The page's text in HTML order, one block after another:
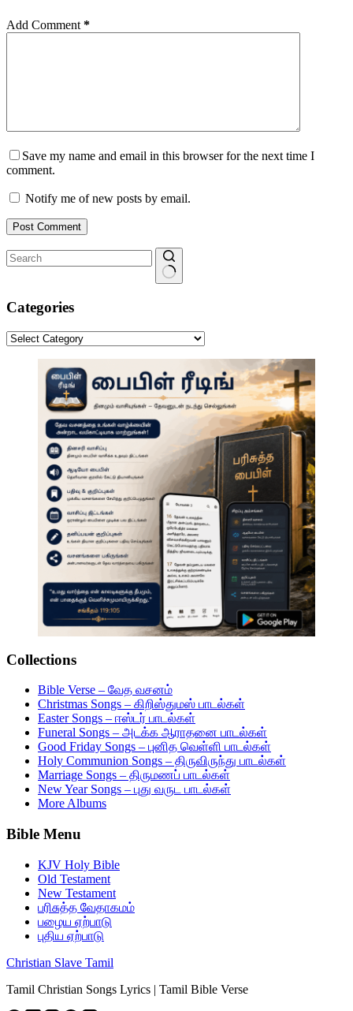
Add Comment*
Save my name and email in this browser for the next time I
comment.
Notify me of new posts by email.
Post Comment
results
Categories
Categories
Collections
Bible Verse – வேத வசனம்
Christmas Songs – கிறிஸ்துமஸ் பாடல்கள்
Easter Songs – ஈஸ்டர் பாடல்கள்
Funeral Songs – அடக்க ஆராதனை பாடல்கள்
Good Friday Songs – புனித வெள்ளி பாடல்கள்
Holy Communion Songs – திருவிருந்து பாடல்கள்
Marriage Songs – திருமணப் பாடல்கள்
New Year Songs – புது வருட பாடல்கள்
More Albums
Bible Menu
KJV Holy Bible
Old Testament
New Testament
பரிசுத்த வேதாகமம்
பழைய ஏற்பாடு
புதிய ஏற்பாடு
Christian Slave Tamil
Tamil Christian Songs Lyrics | Tamil Bible Verse